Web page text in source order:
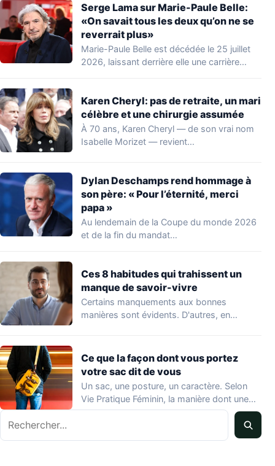
Serge Lama sur Marie-Paule Belle:
«On savait tous les deux qu’on ne se
reverrait plus»
Marie-Paule Belle est décédée le 25 juillet
2026, laissant derrière elle une carrière
Karen Cheryl: pas de retraite, un mari
célèbre et une chirurgie assumée
À 70 ans, Karen Cheryl — de son vrai nom
Isabelle Morizet — revient…
Dylan Deschamps rend hommage à
son père: « Pour l’éternité, merci
papa »
Au lendemain de la Coupe du monde 2026
et de la fin du mandat…
Ces 8 habitudes qui trahissent un
manque de savoir-vivre
Certains manquements aux bonnes
manières sont évidents. D'autres, en
Ce que la façon dont vous portez
votre sac dit de vous
Un sac, une posture, un caractère. Selon
Vie Pratique Féminin, la manière dont une…
Rechercher